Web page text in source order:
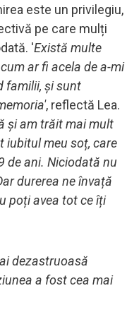
este un privilegiu,
pe care mulți
'Există multe
ar fi acela de a-mi
familii, și sunt
, reflectă Lea.
și am trăit mai mult
iubitul meu soț, care
de ani. Niciodată nu
durerea ne învață
poți avea tot ce îți
dezastruoasă
a fost cea mai